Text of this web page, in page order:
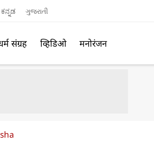
ಕನ್ನಡ ગુજરાતી
संग्रह व्हिडिओ मनोरंजन